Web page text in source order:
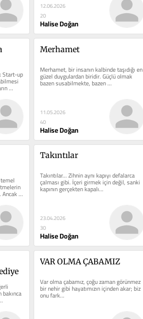
12.06.2026
20
Halise Doğan
Start-up
Merhamet
Merhamet, bir insanın kalbinde taşıdığı en
güzel duygulardan biridir. Güçlü olmak
bazen susabilmekte, bazen
11.05.2026
40
Halise Doğan
Takıntılar
Takıntılar… Zihnin aynı kapıyı defalarca
çalması gibi. İçeri girmek için değil, sanki
kapının gerçekten kapalı…
23.04.2026
30
Halise Doğan
VAR OLMA ÇABAMIZ
Var olma çabamız, çoğu zaman görünmez
bir nehir gibi hayatımızın içinden akar; biz
onu fark…